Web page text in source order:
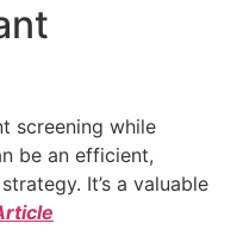
screening while
be an efficient,
It’s a valuable